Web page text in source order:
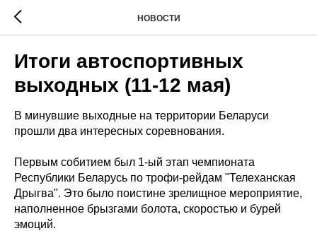
НОВОСТИ
Итоги автоспортивных
выходных (11-12 мая)
В минувшие выходные на территории Беларуси
прошли два интересных соревнования.
Первым собитием был 1-ый этап чемпионата
Республики Беларусь по трофи-рейдам "Телеханская
Дрыгва". Это было поистине зрелищное мероприятие,
наполненное брызгами болота, скоростью и бурей
эмоций.